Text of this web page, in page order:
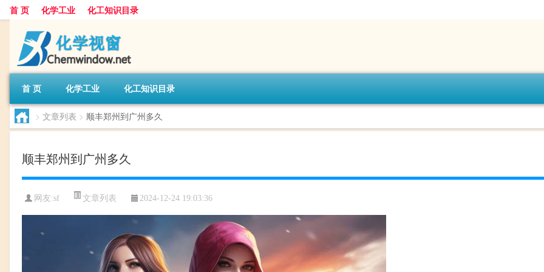
首 页 化学工业 化工知识目录
首 页 化学工业 化工知识目录
> 文章列表 > 顺丰郑州到广州多久
顺丰郑州到广州多久
网友:sf 文章列表 2024-12-24 19:03:36